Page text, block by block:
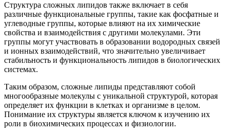
Структура сложных липидов также включает в себя
различные функциональные группы, такие как фосфатные и
углеводные группы, которые влияют на их химические
свойства и взаимодействия с другими молекулами. Эти
группы могут участвовать в образовании водородных связей
и ионных взаимодействий, что значительно увеличивает
стабильность и функциональность липидов в биологических
системах.
Таким образом, сложные липиды представляют собой
многообразные молекулы с уникальной структурой, которая
определяет их функции в клетках и организме в целом.
Понимание их структуры является ключом к изучению их
роли в биохимических процессах и физиологии.